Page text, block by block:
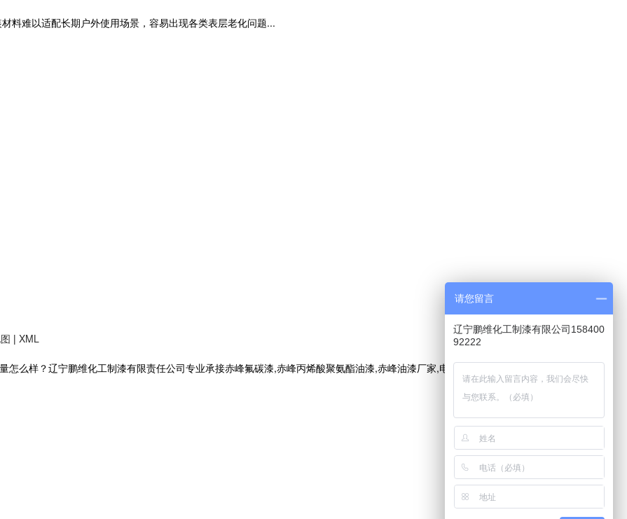
料难以适配长期户外使用场景，容易出现各类表层老化问题...
| XML
么样？辽宁鹏维化工制漆有限责任公司专业承接赤峰氟碳漆,赤峰丙烯酸聚氨酯油漆,赤峰油漆厂家,电话:15840092222
请您留言
辽宁鹏维化工制漆有限公司158400
92222